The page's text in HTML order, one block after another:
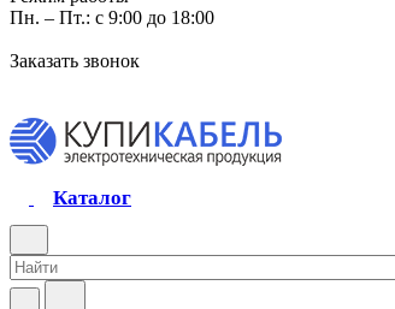
Пн. – Пт.: с 9:00 до 18:00
Заказать звонок
Каталог